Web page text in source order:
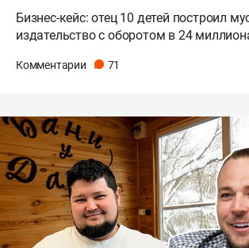
Бизнес-кейс: отец 10 детей построил
издательство с оборотом в 24
Комментарии 71